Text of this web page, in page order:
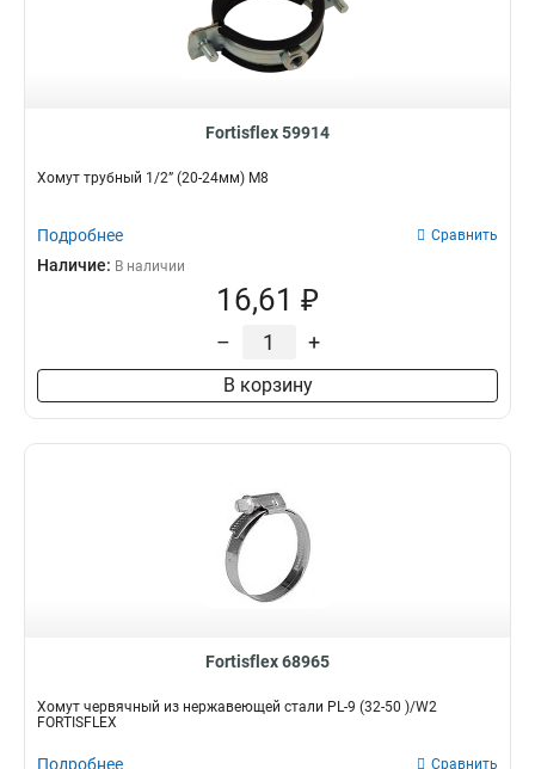
Fortisflex 59914
Хомут трубный 1/2” (20-24мм) М8
Подробнее Сравнить
Наличие: В наличии
16,61 ₽
– +
В корзину
Fortisflex 68965
Хомут червячный из нержавеющей стали PL-9 (32-50 )/W2
FORTISFLEX
Подробнее Сравнить